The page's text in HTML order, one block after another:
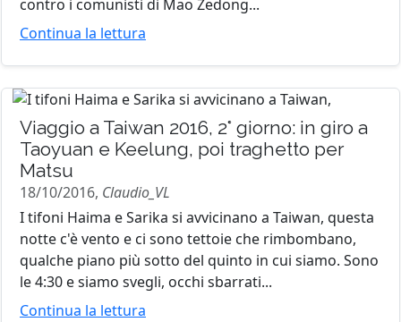
contro i comunisti di Mao Zedong...
Continua la lettura
Viaggio a Taiwan 2016, 2° giorno: in giro a
Taoyuan e Keelung, poi traghetto per
Matsu
18/10/2016, Claudio_VL
I tifoni Haima e Sarika si avvicinano a Taiwan, questa
notte c'è vento e ci sono tettoie che rimbombano,
qualche piano più sotto del quinto in cui siamo. Sono
le 4:30 e siamo svegli, occhi sbarrati...
Continua la lettura